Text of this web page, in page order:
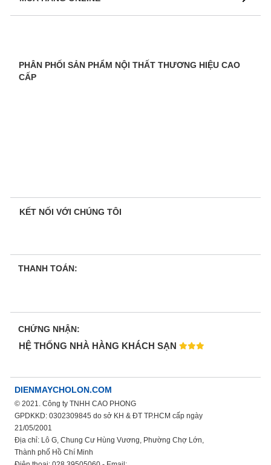
PHÂN PHỐI SẢN PHẨM NỘI THẤT THƯƠNG HIỆU CAO
CẤP
HỆ THỐNG NHÀ HÀNG KHÁCH SẠN
KẾT NỐI VỚI CHÚNG TÔI
THANH TOÁN:
CHỨNG NHẬN:
DIENMAYCHOLON.COM
© 2021. Công ty TNHH CAO PHONG
GPDKKD: 0302309845 do sở KH & ĐT TP.HCM cấp ngày
21/05/2001
Địa chỉ: Lô G, Chung Cư Hùng Vương, Phường Chợ Lớn,
Thành phố Hồ Chí Minh